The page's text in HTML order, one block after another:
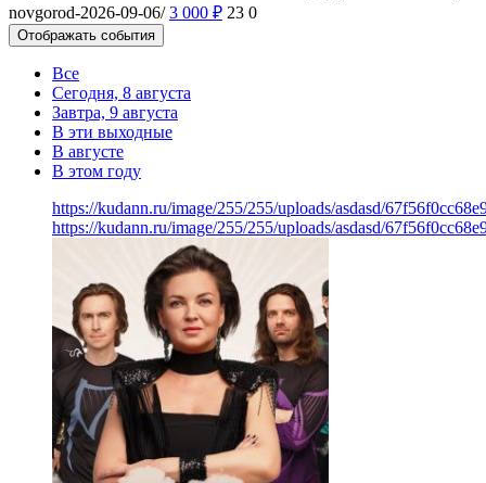
novgorod-2026-09-06/ 3 000 ₽ 23 0
Отображать события
Все
Сегодня, 8 августа
Завтра, 9 августа
В эти выходные
В августе
В этом году
https://kudann.ru/image/255/255/uploads/asdasd/
https://kudann.ru/image/255/255/uploads/asdasd/